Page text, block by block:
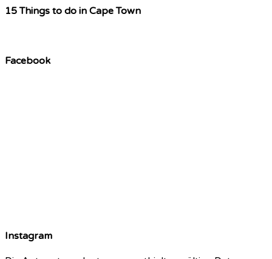
15 Things to do in Cape Town
Facebook
Instagram